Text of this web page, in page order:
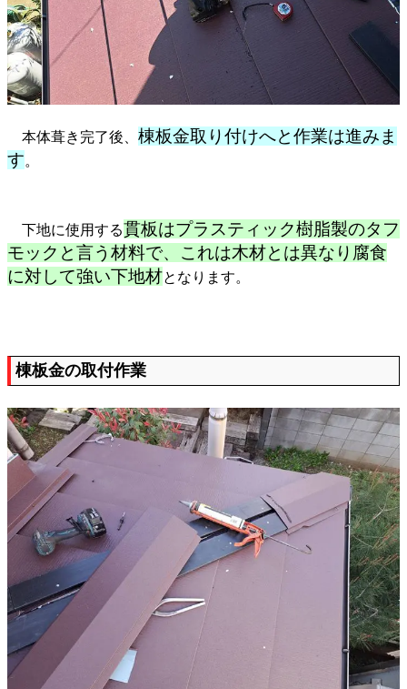
本体葺き完了後、 棟板金取り付けへと作業は進みま
す。
下地に使用する貫板はプラスティック樹脂製のタフ
モック と言う材料で、これは木材とは異なり腐食
に対して強い下地材となります。
棟板金の取付作業